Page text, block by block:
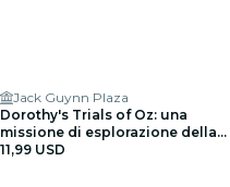
Jack Guynn Plaza
Dorothy's Trials of Oz: una
missione di esplorazione della
città
11,99 USD